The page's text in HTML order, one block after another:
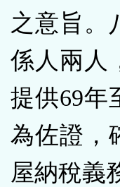
之意旨。
係人兩人
提供69年
為佐證，
屋納稅義